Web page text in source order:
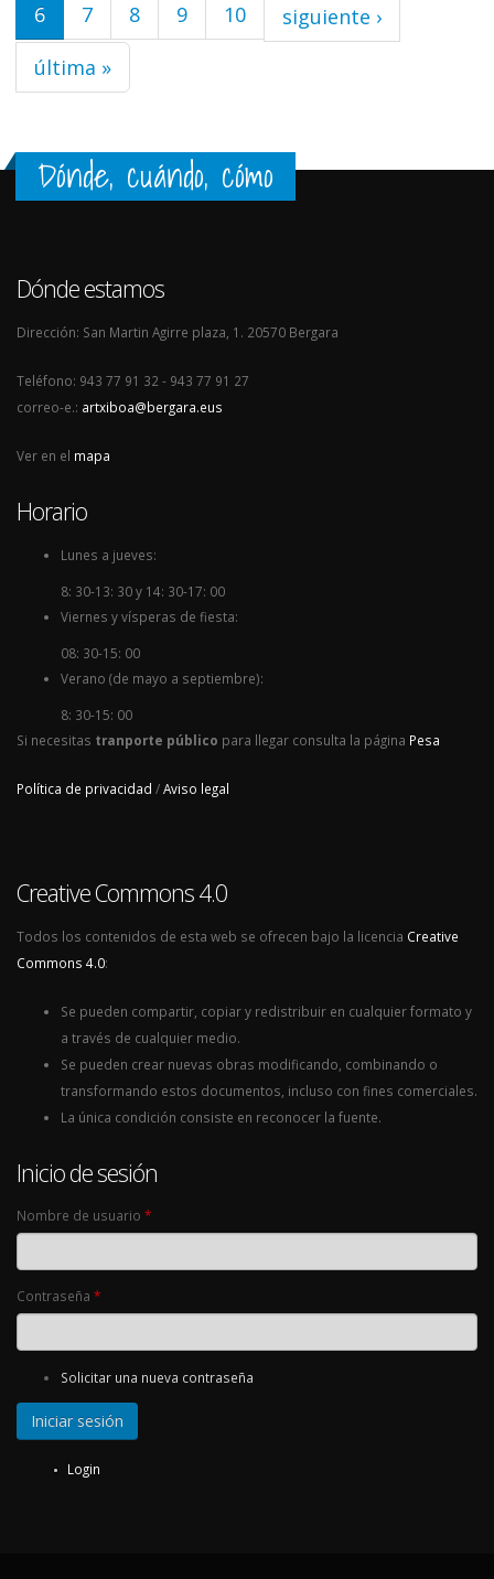
6
7 8 9 10
siguiente ›
última »
Dónde, cuándo, cómo
Dónde estamos
Dirección: San Martin Agirre plaza, 1. 20570 Bergara
Teléfono: 943 77 91 32 - 943 77 91 27
correo-e.: artxiboa@bergara.eus
Ver en el mapa
Horario
Lunes a jueves:
8: 30-13: 30 y 14: 30-17: 00
Viernes y vísperas de fiesta:
08: 30-15: 00
Verano (de mayo a septiembre):
8: 30-15: 00
Si necesitas tranporte público para llegar consulta la página Pesa
Política de privacidad /Aviso legal
Creative Commons 4.0
Todos los contenidos de esta web se ofrecen bajo la licencia Creative
Commons 4.0:
Se pueden compartir, copiar y redistribuir en cualquier formato y
a través de cualquier medio.
Se pueden crear nuevas obras modificando, combinando o
transformando estos documentos, incluso con fines comerciales.
La única condición consiste en reconocer la fuente.
Inicio de sesión
Nombre de usuario *
Contraseña *
Solicitar una nueva contraseña
Login